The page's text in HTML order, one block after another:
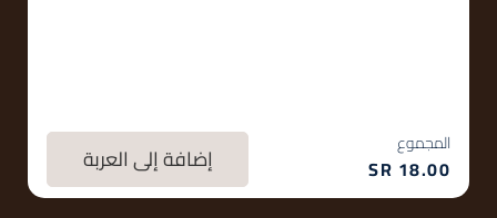
المجموع
18.00 إضافة إلى العربة